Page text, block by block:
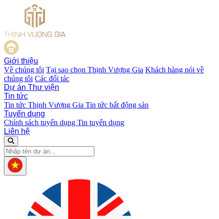
Giới thiệu
Về chúng tôi Tại sao chọn Thịnh Vượng Gia Khách hàng nói về
chúng tôi Các đối tác
Dự án Thư viện
Tin tức
Tin tức Thịnh Vượng Gia Tin tức bất động sản
Tuyển dụng
Chính sách tuyển dụng Tin tuyển dụng
Liên hệ